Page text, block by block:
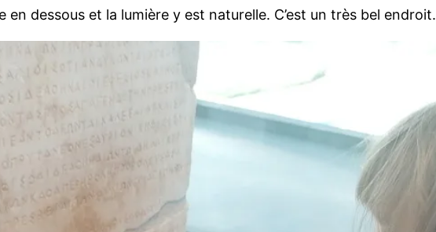
dessous et la lumière y est naturelle. C’est un très bel endroit.